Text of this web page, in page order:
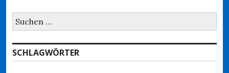
Suchen
nach:
SCHLAGWÖRTER